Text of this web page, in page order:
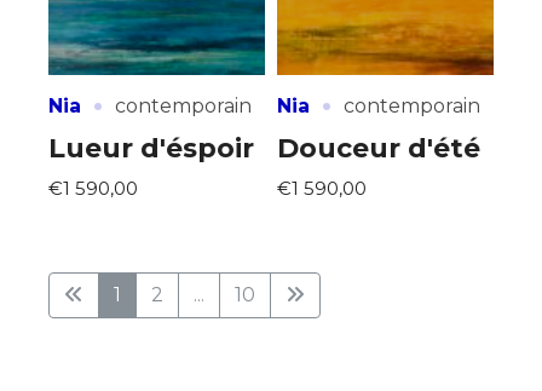
Nia · contemporain
Lueur d'éspoir
€1 590,00
Nia · contemporain
Douceur d'été
€1 590,00
1 2 ... 10